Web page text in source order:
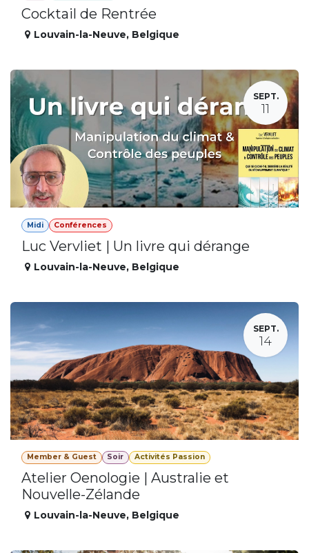
Cocktail de Rentrée
Louvain-la-Neuve, Belgique
SEPT.
11
Midi Conférences
Luc Vervliet | Un livre qui dérange
Louvain-la-Neuve, Belgique
SEPT.
14
Member & Guest Soir Activités Passion
Atelier Oenologie | Australie et
Nouvelle-Zélande
Louvain-la-Neuve, Belgique